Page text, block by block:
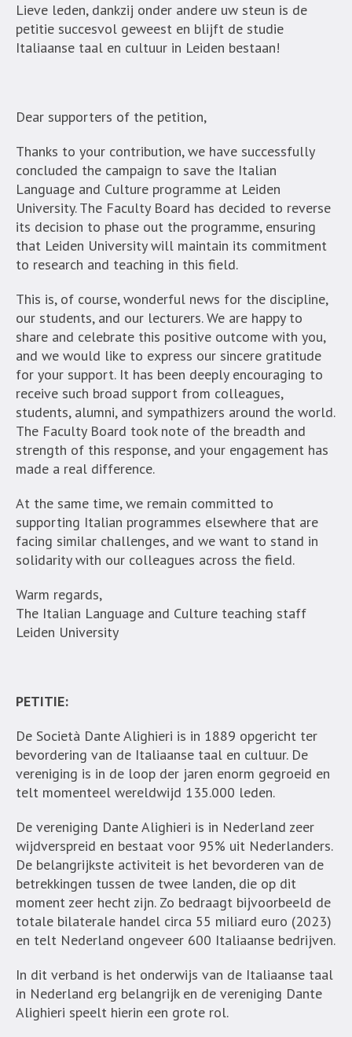
Lieve leden, dankzij onder andere uw steun is de
petitie succesvol geweest en blijft de studie
Italiaanse taal en cultuur in Leiden bestaan!
Dear supporters of the petition,
Thanks to your contribution, we have successfully
concluded the campaign to save the Italian
Language and Culture programme at Leiden
University. The Faculty Board has decided to reverse
its decision to phase out the programme, ensuring
that Leiden University will maintain its commitment
to research and teaching in this field.
This is, of course, wonderful news for the discipline,
our students, and our lecturers. We are happy to
share and celebrate this positive outcome with you,
and we would like to express our sincere gratitude
for your support. It has been deeply encouraging to
receive such broad support from colleagues,
students, alumni, and sympathizers around the world.
The Faculty Board took note of the breadth and
strength of this response, and your engagement has
made a real difference.
At the same time, we remain committed to
supporting Italian programmes elsewhere that are
facing similar challenges, and we want to stand in
solidarity with our colleagues across the field.
Warm regards,
The Italian Language and Culture teaching staff
Leiden University
PETITIE:
De Società Dante Alighieri is in 1889 opgericht ter
bevordering van de Italiaanse taal en cultuur. De
vereniging is in de loop der jaren enorm gegroeid en
telt momenteel wereldwijd 135.000 leden.
De vereniging Dante Alighieri is in Nederland zeer
wijdverspreid en bestaat voor 95% uit Nederlanders.
De belangrijkste activiteit is het bevorderen van de
betrekkingen tussen de twee landen, die op dit
moment zeer hecht zijn. Zo bedraagt bijvoorbeeld de
totale bilaterale handel circa 55 miliard euro (2023)
en telt Nederland ongeveer 600 Italiaanse bedrijven.
In dit verband is het onderwijs van de Italiaanse taal
in Nederland erg belangrijk en de vereniging Dante
Alighieri speelt hierin een grote rol.